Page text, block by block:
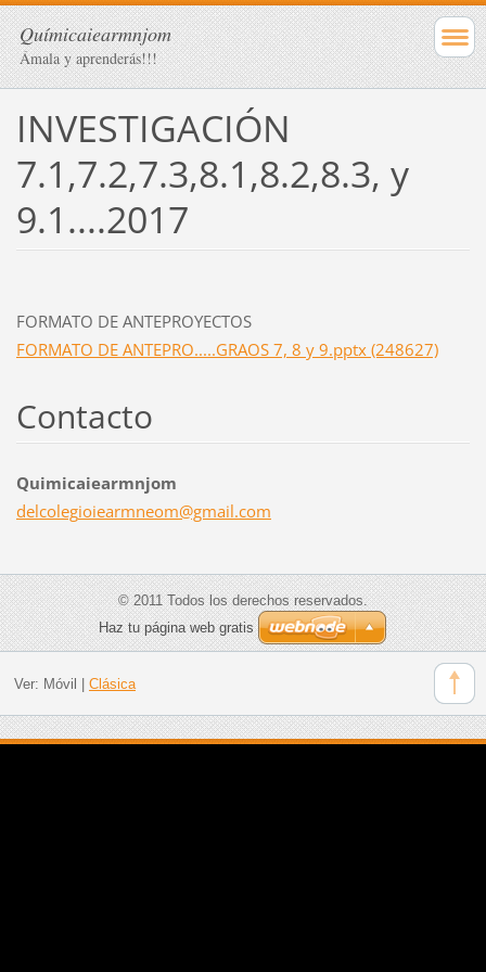
Químicaiearmnjom
Ámala y aprenderás!!!
INVESTIGACIÓN
7.1,7.2,7.3,8.1,8.2,8.3, y
9.1....2017
FORMATO DE ANTEPROYECTOS
FORMATO DE ANTEPRO.....GRAOS 7, 8 y 9.pptx (248627)
Contacto
Quimicaiearmnjom
delcolegioiearmneom@gmail.com
© 2011 Todos los derechos reservados.
Haz tu página web gratis
Ver: Móvil Clásica